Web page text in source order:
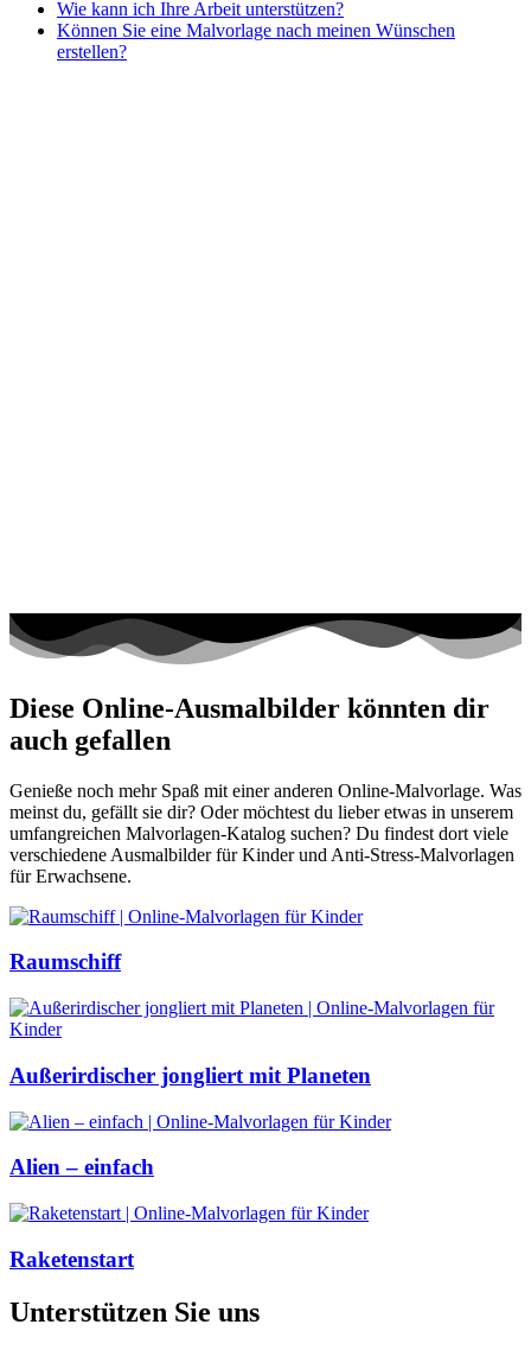
Nezaradené
Unkategorisiert
Wie kann ich Ihre Arbeit unterstützen?
Können Sie eine Malvorlage nach meinen Wünschen
erstellen?
Diese Online-Ausmalbilder könnten dir
auch gefallen
Genieße noch mehr Spaß mit einer anderen Online-Malvorlage. Was
meinst du, gefällt sie dir? Oder möchtest du lieber etwas in unserem
umfangreichen Malvorlagen-Katalog suchen? Du findest dort viele
verschiedene Ausmalbilder für Kinder und Anti-Stress-Malvorlagen
für Erwachsene.
Raumschiff
Außerirdischer jongliert mit Planeten
Alien – einfach
Raketenstart
Unterstützen Sie uns